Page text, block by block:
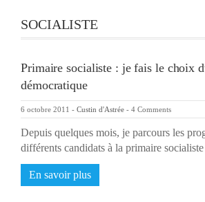
SOCIALISTE
Primaire socialiste : je fais le choix
démocratique
6 octobre 2011 - Custin d'Astrée - 4 Comments
Depuis quelques mois, je parcours les
différents candidats à la primaire
En savoir plus